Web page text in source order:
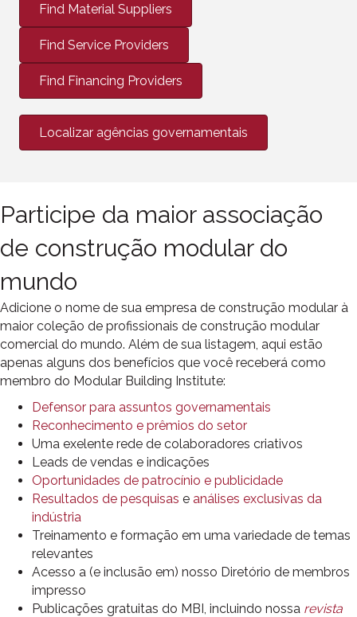
Find Material Suppliers
Find Service Providers
Find Financing Providers
Localizar agências governamentais
Participe da maior associação
de construção modular do
mundo
Adicione o nome de sua empresa de construção modular à
maior coleção de profissionais de construção modular
comercial do mundo. Além de sua listagem, aqui estão
apenas alguns dos benefícios que você receberá como
membro do Modular Building Institute:
Defensor para assuntos governamentais
Reconhecimento e prêmios do setor
Uma exelente rede de colaboradores criativos
Leads de vendas e indicações
Oportunidades de patrocínio e publicidade
Resultados de pesquisas e análises exclusivas da
indústria
Treinamento e formação em uma variedade de temas
relevantes
Acesso a (e inclusão em) nosso Diretório de membros
impresso
Publicações gratuitas do MBI, incluindo nossa revista